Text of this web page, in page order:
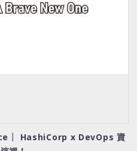
｜ HashiCorp x DevOps 資